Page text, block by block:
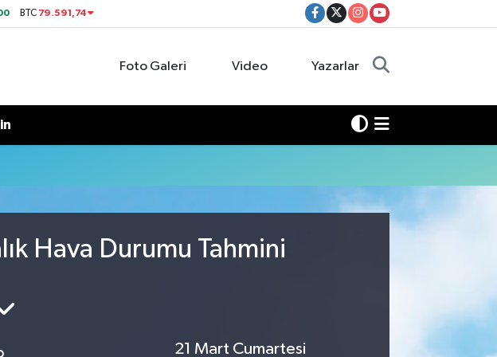
BTC 79.591,74
Foto Galeri Video Yazarlar
Hava Durumu Tahmini
21 Mart Cumartesi